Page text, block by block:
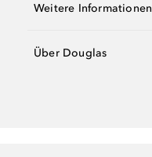
Weitere Informationen
Über Douglas